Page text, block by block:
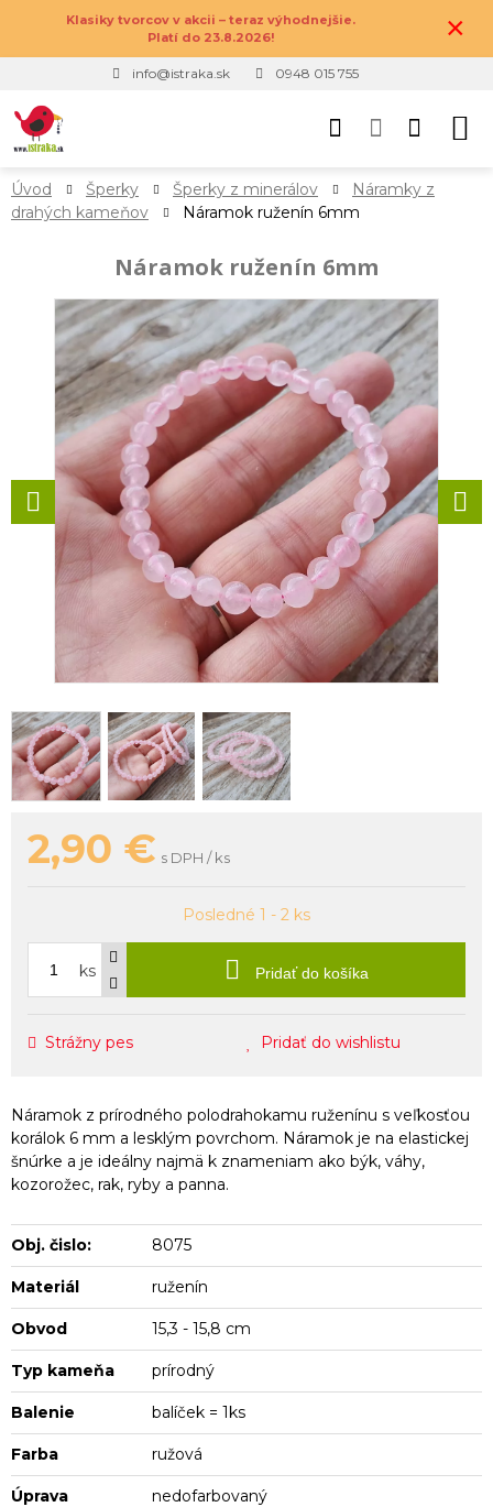
Klasiky tvorcov v akcii – teraz výhodnejšie.
Platí do 23.8.2026!
×
info@istraka.sk 0948 015 755
Úvod Šperky Šperky z minerálov
Náramky z
drahých kameňov
Náramok ruženín 6mm
Náramok ruženín 6mm
2,90 € s DPH / ks
Posledné 1 - 2 ks
ks Pridať do košíka
Strážny pes Pridať do wishlistu
Náramok z prírodného polodrahokamu ruženínu s veľkosťou
korálok 6 mm a lesklým povrchom. Náramok je na elastickej
šnúrke a je ideálny najmä k znameniam ako býk, váhy,
kozorožec, rak, ryby a panna.
Obj. čislo: 8075
Materiál ruženín
Obvod 15,3 - 15,8 cm
Typ kameňa prírodný
Balenie balíček = 1ks
Farba ružová
Úprava nedofarbovaný